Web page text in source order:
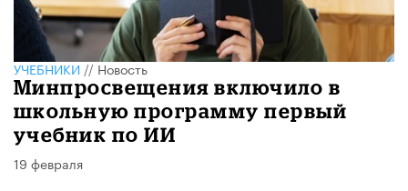
УЧЕБНИКИ//Новость
Минпросвещения включило в
школьную программу первый
учебник по ИИ
19 февраля